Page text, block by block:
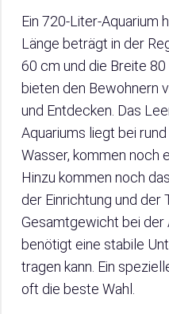
Ein 720-Liter-Aquarium
Länge beträgt in der
60 cm und die Breite
bieten den Bewohnern
und Entdecken. Das
Aquariums liegt bei
Wasser, kommen noch
Hinzu kommen noch
der Einrichtung und der
Gesamtgewicht bei der
benötigt eine stabile
tragen kann. Ein
oft die beste Wahl.